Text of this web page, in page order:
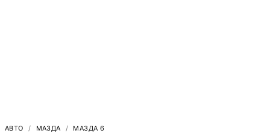
АВТО МАЗДА МАЗДА 6